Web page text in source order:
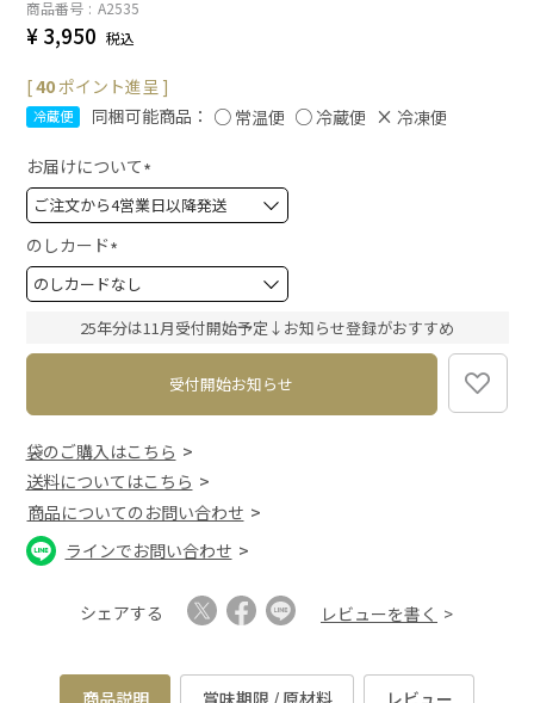
商品番号 A2535
¥ 3,950 税込
[40ポイント進呈 ]
冷蔵便 同梱可能商品： 常温便 冷蔵便 冷凍便
お届けについて
(
必
)
のしカード
(
必
須
)
25年分は11月受付開始予定↓お知らせ登録がおすすめ
受付開始お知らせ
袋のご購入はこちら
送料についてはこちら
商品についてのお問い合わせ
ラインでお問い合わせ
シェアする レビューを書く